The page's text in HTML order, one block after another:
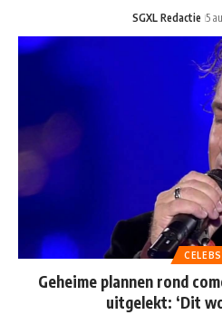
SGXL Redactie 5
CELEBS
Geheime plannen rond
uitgelekt: ‘Dit